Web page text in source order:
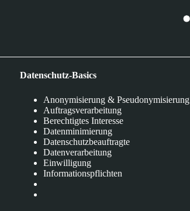
Datenschutz-Basics
Anonymisierung & Pseudonymisierung
Auftragsverarbeitung
Berechtigtes Interesse
Datenminimierung
Datenschutzbeauftragte
Datenverarbeitung
Einwilligung
Informationspflichten